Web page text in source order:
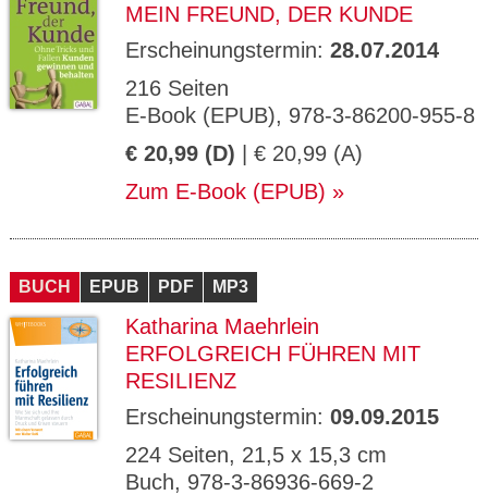
MEIN FREUND, DER KUNDE
Erscheinungstermin: 28.07.2014
216 Seiten
E-Book (EPUB), 978-3-86200-955-8
€ 20,99 (D) | € 20,99 (A)
Zum E-Book (EPUB)
BUCH EPUB PDF MP3
Katharina Maehrlein
ERFOLGREICH FÜHREN MIT
RESILIENZ
Erscheinungstermin: 09.09.2015
224 Seiten, 21,5 x 15,3 cm
Buch, 978-3-86936-669-2